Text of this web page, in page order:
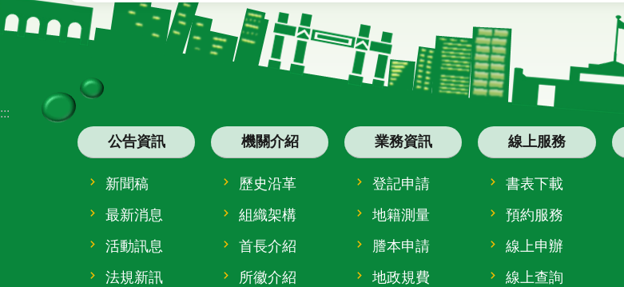
:::
公告資訊
新聞稿
最新消息
活動訊息
法規新訊
機關介紹
歷史沿革
組織架構
首長介紹
所徽介紹
業務資訊
登記申請
地籍測量
謄本申請
地政規費
線上服務
書表下載
預約服務
線上申辦
線上查詢